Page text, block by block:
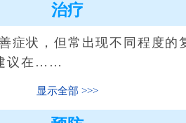
治疗
，但常出现不同程度的
议在……
显示全部